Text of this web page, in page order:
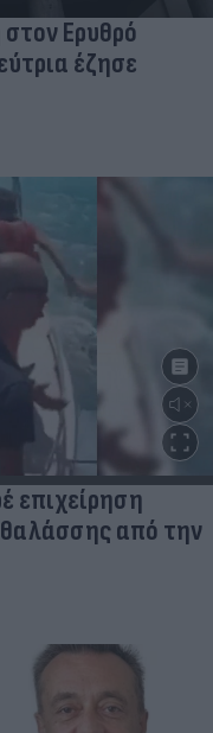
Ερυθρό
έζησε
επιχείρηση
από την